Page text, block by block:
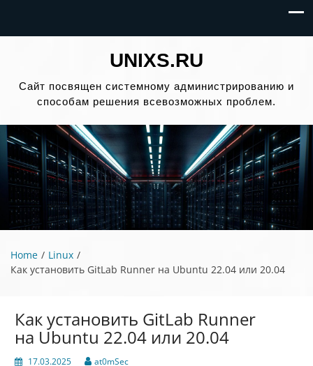
UNIXS.RU
Сайт посвящен системному администрированию и
способам решения всевозможных проблем.
Home
Linux
Как установить GitLab Runner на Ubuntu 22.04 или 20.04
Как установить GitLab Runner
на Ubuntu 22.04 или 20.04
17.03.2025 at0mSec